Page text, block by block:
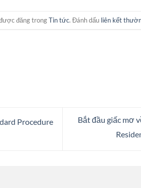
đăng trongTin tức. Đánh dấu liên kết
Procedure
Bắt đầu giấc mơ